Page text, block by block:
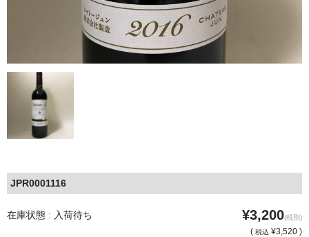
JPR0001116
在庫状態 : 入荷待ち ¥3,200(税別)
( 税込 ¥3,520 )